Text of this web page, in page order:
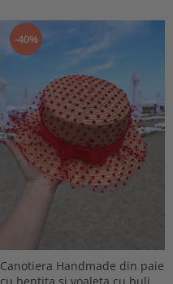
-40%
Canotiera Handmade din paie